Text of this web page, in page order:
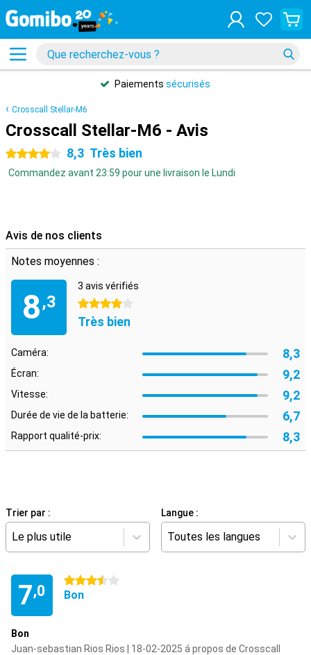
Paiements sécurisés
Crosscall Stellar-M6
Crosscall Stellar-M6 - Avis
4 étoiles 8,3 Très bien
Commandez avant 23:59 pour une livraison le Lundi
Avis de nos clients
Notes moyennes :
8,3
3 avis vérifiés
4 étoiles
Très bien
Caméra: 8,3
Écran: 9,2
Vitesse: 9,2
Durée de vie de la batterie: 6,7
Rapport qualité-prix: 8,3
Trier par :
Le plus utile
Langue :
Toutes les langues
7,0
3.5 étoiles
Bon
Bon
Juan-sebastian Rios Rios | 18-02-2025 á propos de Crosscall